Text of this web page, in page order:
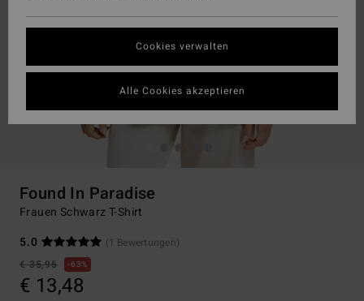
Found In Paradise
Frauen Schwarz T-Shirt
5.0
(1 Bewertungen)
€ 35,95
63%
€ 13,48
Cookies verwalten
Alle Cookies akzeptieren